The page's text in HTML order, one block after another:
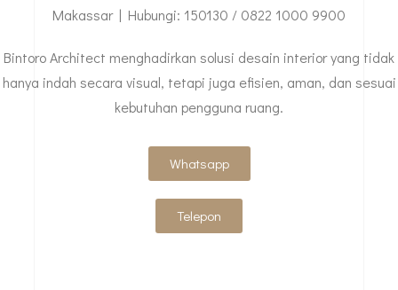
Makassar | Hubungi: 150130 / 0822 1000 9900
Bintoro Architect menghadirkan solusi desain interior yang tidak
hanya indah secara visual, tetapi juga efisien, aman, dan sesuai
kebutuhan pengguna ruang.
Whatsapp
Telepon